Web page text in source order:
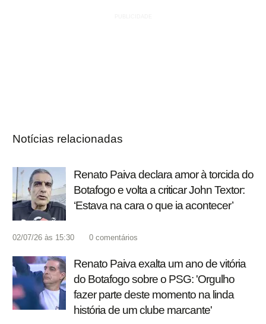
Notícias relacionadas
Renato Paiva declara amor à torcida do
Botafogo e volta a criticar John Textor:
‘Estava na cara o que ia acontecer’
02/07/26 às 15:30 0 comentários
Renato Paiva exalta um ano de vitória
do Botafogo sobre o PSG: 'Orgulho
fazer parte deste momento na linda
história de um clube marcante'